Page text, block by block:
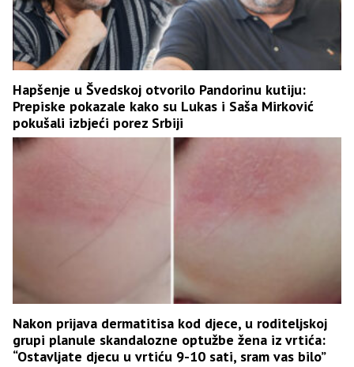
Hapšenje u Švedskoj otvorilo Pandorinu kutiju:
Prepiske pokazale kako su Lukas i Saša Mirković
pokušali izbjeći porez Srbiji
Nakon prijava dermatitisa kod djece, u roditeljskoj
grupi planule skandalozne optužbe žena iz vrtića:
“Ostavljate djecu u vrtiću 9-10 sati, sram vas bilo”